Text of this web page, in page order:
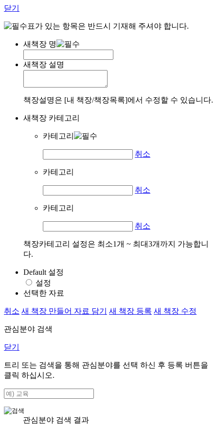
닫기
표가 있는 항목은 반드시 기재해 주셔야 합니다.
새책장 명
새책장 설명
책장설명은 [내 책장/책장목록]에서 수정할 수 있습니다.
새책장 카테고리
카테고리
취소
카테고리
취소
카테고리
취소
책장카테고리 설정은 최소1개 ~ 최대3개까지 가능합니
다.
Default 설정
설정
선택한 자료
취소 새 책장 만들어 자료 담기 새 책장 등록 새 책장 수정
관심분야 검색
닫기
트리 또는 검색을 통해 관심분야를 선택 하신 후 등록 버튼을
클릭 하십시오.
관심분야 검색 결과